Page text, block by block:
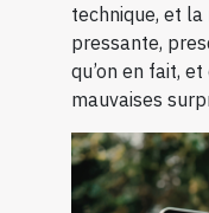
technique, et
pressante,
qu’on en fait,
mauvaises